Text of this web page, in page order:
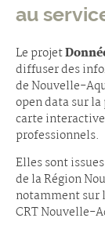
au
Le projet
diffuser des
de Nouvelle-
open data sur
carte
professionnels.
Elles sont
de la Région
notamment sur
CRT Nouvelle-